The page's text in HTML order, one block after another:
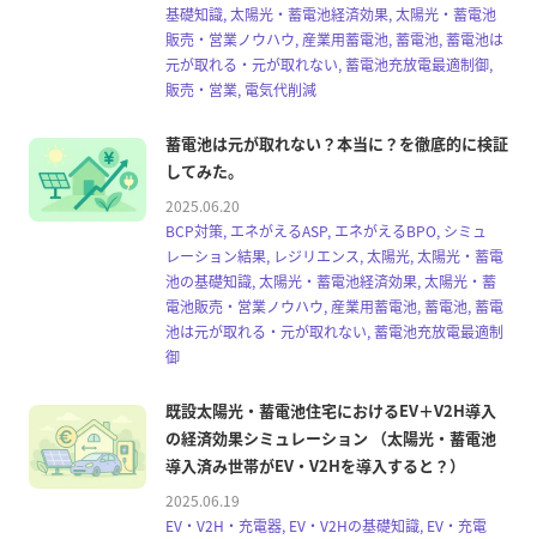
基礎知識, 太陽光・蓄電池経済効果, 太陽光・蓄電池
販売・営業ノウハウ, 産業用蓄電池, 蓄電池, 蓄電池は
元が取れる・元が取れない, 蓄電池充放電最適制御,
販売・営業, 電気代削減
蓄電池は元が取れない？本当に？を徹底的に検証
してみた。
2025.06.20
BCP対策, エネがえるASP, エネがえるBPO, シミュ
レーション結果, レジリエンス, 太陽光, 太陽光・蓄電
池の基礎知識, 太陽光・蓄電池経済効果, 太陽光・蓄
電池販売・営業ノウハウ, 産業用蓄電池, 蓄電池, 蓄電
池は元が取れる・元が取れない, 蓄電池充放電最適制
御
既設太陽光・蓄電池住宅におけるEV＋V2H導入
の経済効果シミュレーション （太陽光・蓄電池
導入済み世帯がEV・V2Hを導入すると？）
2025.06.19
EV・V2H・充電器, EV・V2Hの基礎知識, EV・充電